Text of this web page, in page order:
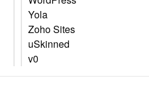
Yola
Zoho Sites
uSkinned
v0